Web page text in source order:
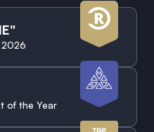
2026
of the Year